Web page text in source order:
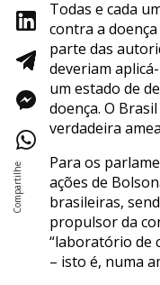
Todas e cada
contra a
parte das
deveriam
um estado de
doença. O
verdadeira
Para os
ações de
brasileiras,
propulsor da
“laboratório de
– isto é, numa